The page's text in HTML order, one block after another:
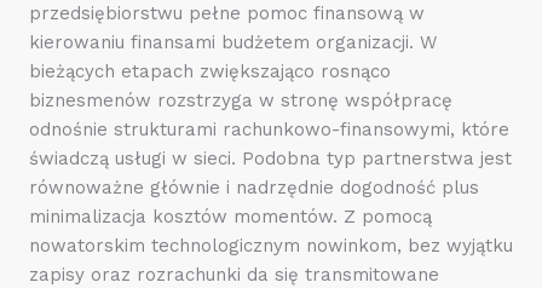
przedsiębiorstwu pełne pomoc finansową w
kierowaniu finansami budżetem organizacji. W
bieżących etapach zwiększająco rosnąco
biznesmenów rozstrzyga w stronę współpracę
odnośnie strukturami rachunkowo-finansowymi, które
świadczą usługi w sieci. Podobna typ partnerstwa jest
równoważne głównie i nadrzędnie dogodność plus
minimalizacja kosztów momentów. Z pomocą
nowatorskim technologicznym nowinkom, bez wyjątku
zapisy oraz rozrachunki da się transmitowane